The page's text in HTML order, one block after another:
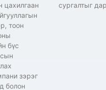
цахилгаан
тоон
бүс
зэрэг
болон
сургалтыг